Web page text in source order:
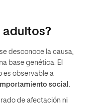
adultos?
desconoce la causa,
base genética. El
es observable a
social .
de afectación ni